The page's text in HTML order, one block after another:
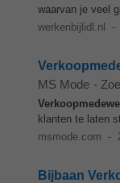
waarvan je veel
werkenbijlidl.nl
-
MS Mode -
klanten te laten
msmode.com -
Bijbaan